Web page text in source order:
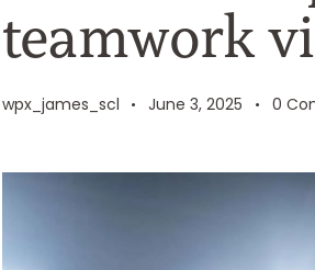
teamwork
wpx_james_scl June 3, 2025 0